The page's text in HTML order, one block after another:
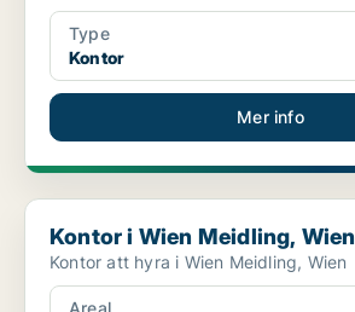
Type
Kontor
Mer info
Kontor i Wien Meidling, Wien
Kontor i Wien Meidling, Wien
Kontor att hyra i Wien Meidling, Wien